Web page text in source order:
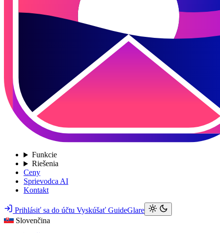
Funkcie
Riešenia
Ceny
Sprievodca AI
Kontakt
Prihlásiť sa do účtu Vyskúšať GuideGlare
Slovenčina